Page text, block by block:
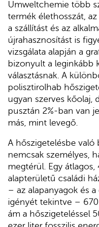
Umweltchemie több
termék élethosszát,
a szállítást és az
újrahasznosítást is
vizsgálata alapján a
bizonyult a leginkább
választásnak. A
polisztirolhab
ugyan szerves kőolaj,
pusztán 2%-ban van
más, mint levegő.
A hőszigetelésbe való
nemcsak személyes,
megtérül. Egy
alapterületű családi
– az alapanyagok és
igényét tekintve –
ám a hőszigeteléssel